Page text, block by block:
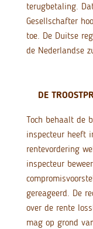
terugbetaling.
Gesellschafter
toe. De Duitse
de Nederlandse
DE
Toch behaalt de
inspecteur heeft
rentevordering
inspecteur
gereageerd. De
over de rente
mag op grond